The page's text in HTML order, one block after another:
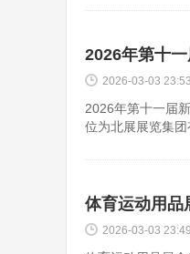
2026年第十
2026-03-03 23:53
2026年第十一届
位为北展展览集
体育运动用品
2026-03-03 23:49